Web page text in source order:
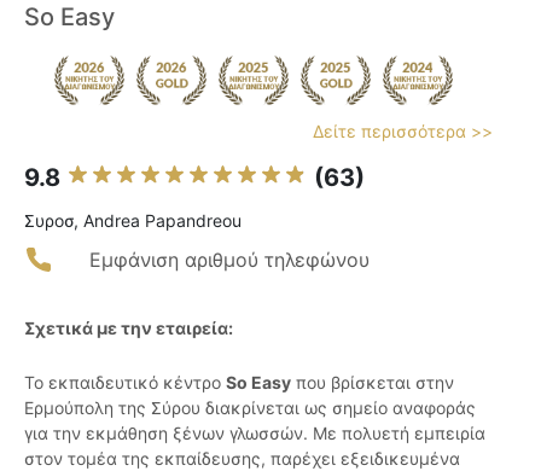
So Easy
Δείτε περισσότερα >>
9.8 (63)
Συροσ, Andrea Papandreou
Εμφάνιση αριθμού τηλεφώνου
Σχετικά με την εταιρεία:
Το εκπαιδευτικό κέντρο So Easy που βρίσκεται στην
Ερμούπολη της Σύρου διακρίνεται ως σημείο αναφοράς
για την εκμάθηση ξένων γλωσσών. Με πολυετή εμπειρία
στον τομέα της εκπαίδευσης, παρέχει εξειδικευμένα